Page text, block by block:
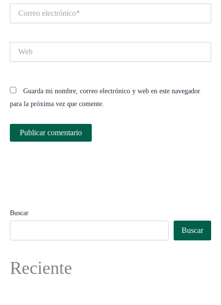
electrónico*
Guarda mi nombre, correo electrónico y web en este navegador
para la próxima vez que comente.
Buscar
Buscar
Reciente